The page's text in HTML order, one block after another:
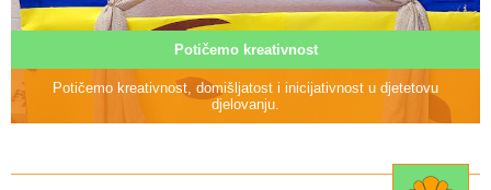
Potičemo kreativnost
Potičemo kreativnost, domišljatost i inicijativnost u djetetovu
djelovanju.